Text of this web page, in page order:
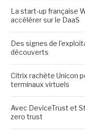
La start-up française
accélérer sur le DaaS
Des signes de
découverts
Citrix rachète Unicon
terminaux virtuels
Avec DeviceTrust et
zero trust